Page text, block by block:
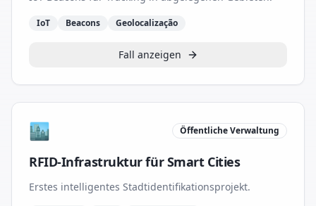
IoT Beacons Geolocalização
Fall anzeigen
🏙️ Öffentliche Verwaltung
RFID-Infrastruktur für Smart Cities
Erstes intelligentes Stadtidentifikationsprojekt.